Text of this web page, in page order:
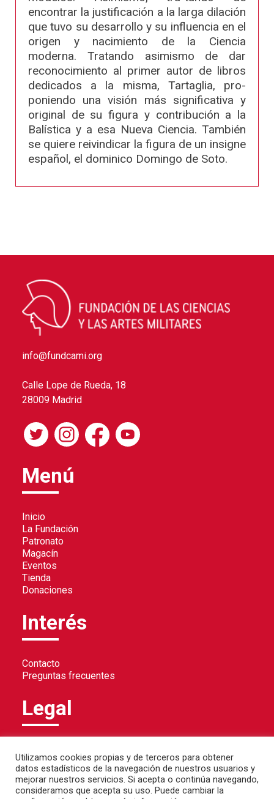
encontrar la justificación a la larga dilación
que tuvo su desarrollo y su influencia en el
origen y nacimiento de la Ciencia
moderna. Tratando asimismo de dar
reconocimiento al primer autor de libros
dedicados a la misma, Tartaglia, pro-
poniendo una visión más significativa y
original de su figura y contribución a la
Balística y a esa Nueva Ciencia. También
se quiere reivindicar la figura de un insigne
español, el dominico Domingo de Soto.
info@fundcami.org
Calle Lope de Rueda, 18
28009 Madrid
Menú
Inicio
La Fundación
Patronato
Magacín
Eventos
Tienda
Donaciones
Interés
Contacto
Preguntas frecuentes
Legal
Política de cookies
Aviso legal
Utilizamos cookies propias y de terceros para obtener
datos estadísticos de la navegación de nuestros usuarios y
mejorar nuestros servicios. Si acepta o continúa navegando,
consideramos que acepta su uso. Puede cambiar la